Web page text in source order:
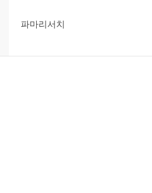
파마리서치